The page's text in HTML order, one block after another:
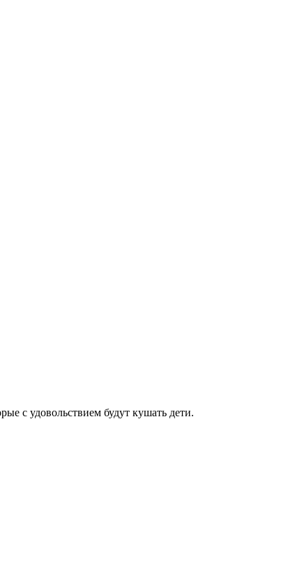
с удовольствием будут кушать дети.